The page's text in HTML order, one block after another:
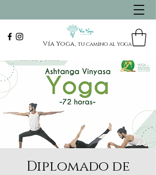
Vía Yoga, tu camino al yoga
Diplomado de